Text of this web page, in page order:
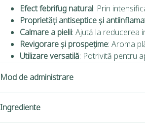
Efect febrifug natural: Prin
Proprietăți antiseptice și
Calmare a pielii: Ajută la reducerea
Revigorare și prospețime: Aroma
Utilizare versatilă: Potrivită pentru
Mod de administrare
Ingrediente